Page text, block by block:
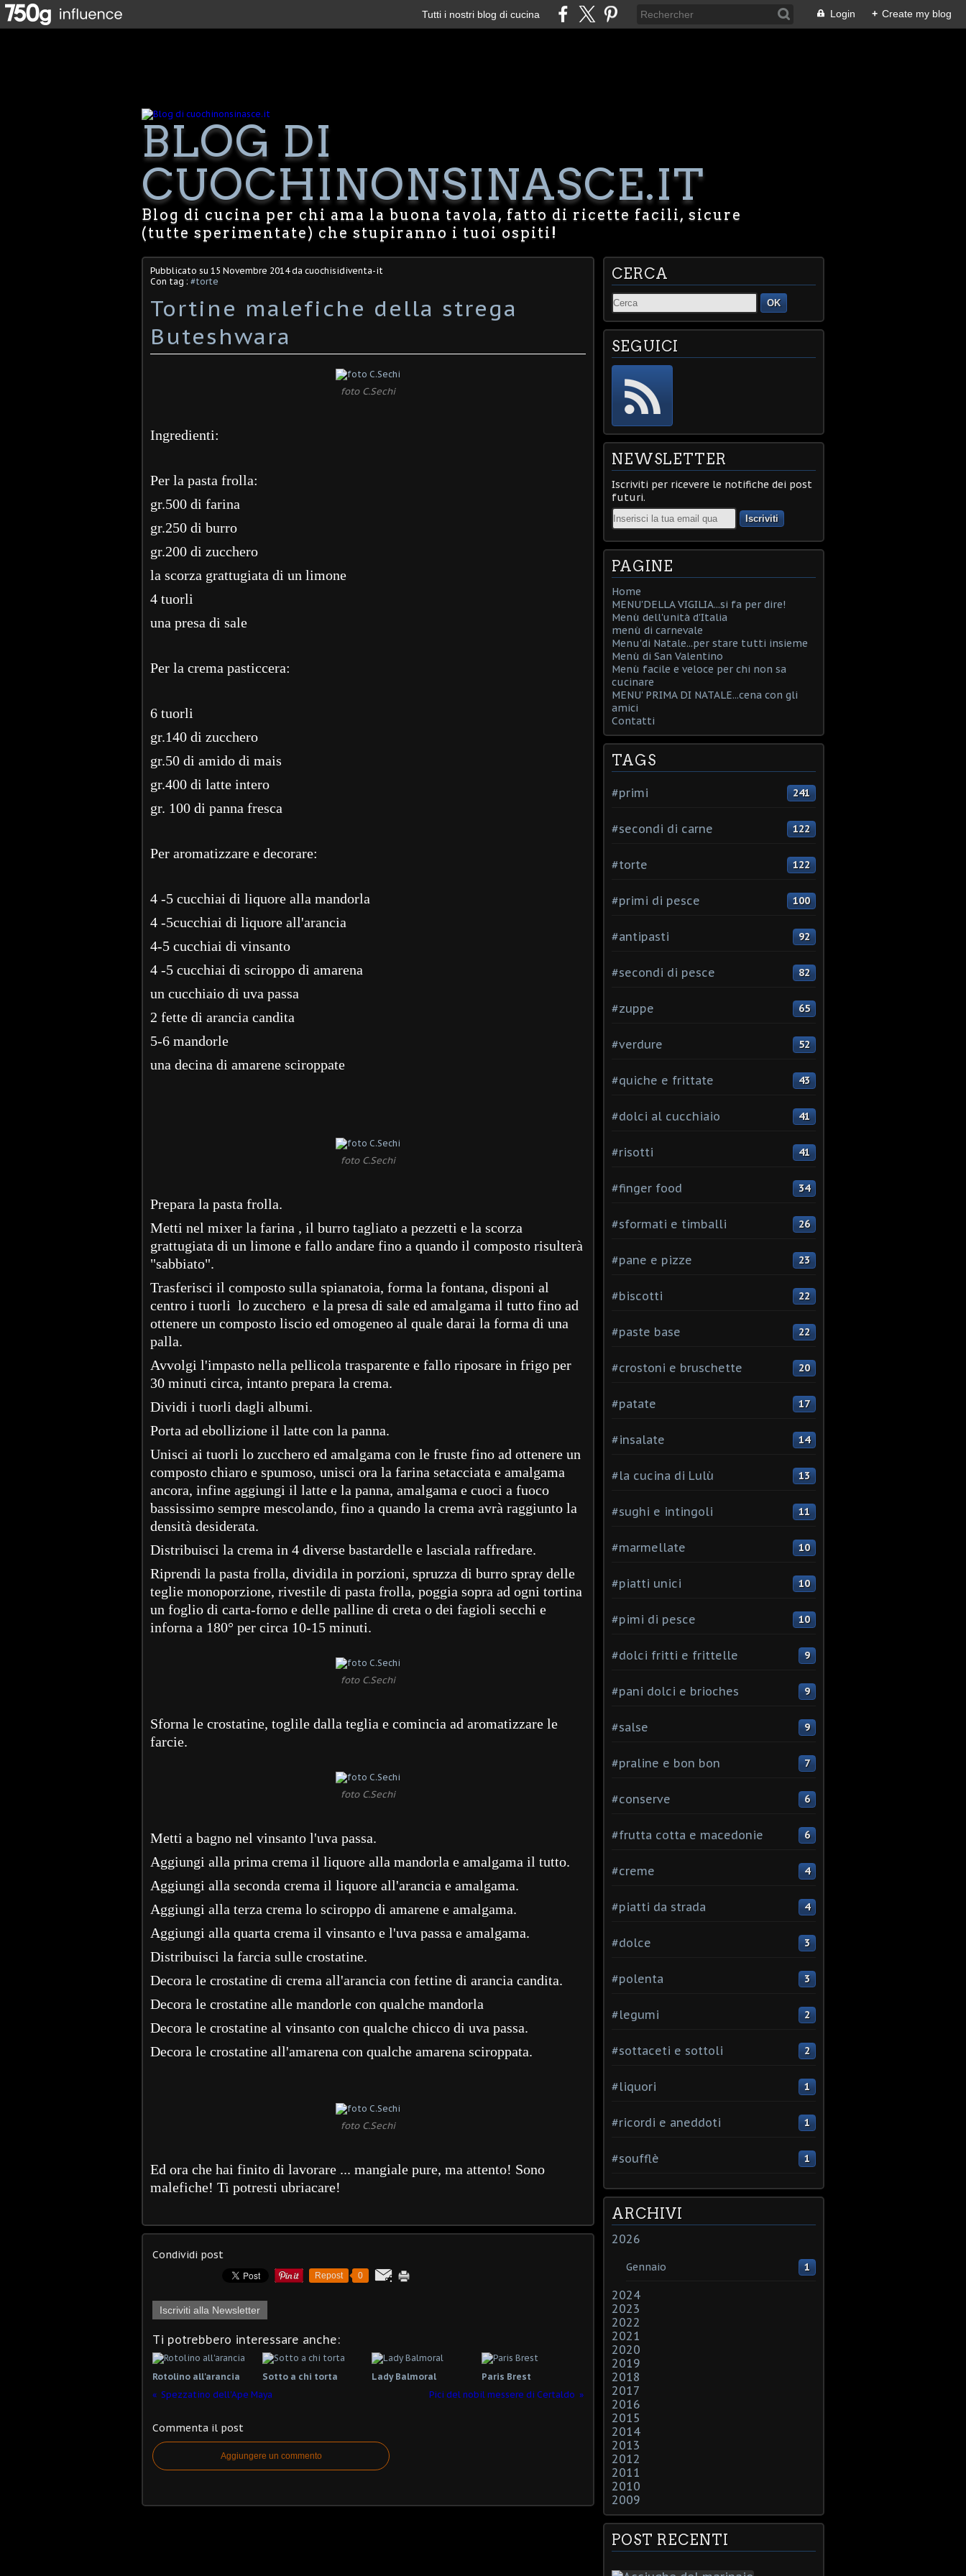
Tutti i nostri blog di cucina Login + Create my blog
BLOG DI
CUOCHINONSINASCE.IT
Blog di cucina per chi ama la buona tavola, fatto di ricette facili, sicure
(tutte sperimentate) che stupiranno i tuoi ospiti!
Pubblicato su 15 Novembre 2014da cuochisidiventa-it
Con tag : #torte
Tortine malefiche della strega
Buteshwara
foto C.Sechi
Ingredienti:
Per la pasta frolla:
gr.500 di farina
gr.250 di burro
gr.200 di zucchero
la scorza grattugiata di un limone
4 tuorli
una presa di sale
Per la crema pasticcera:
6 tuorli
gr.140 di zucchero
gr.50 di amido di mais
gr.400 di latte intero
gr. 100 di panna fresca
Per aromatizzare e decorare:
4 -5 cucchiai di liquore alla mandorla
4 -5cucchiai di liquore all'arancia
4-5 cucchiai di vinsanto
4 -5 cucchiai di sciroppo di amarena
un cucchiaio di uva passa
2 fette di arancia candita
5-6 mandorle
una decina di amarene sciroppate
foto C.Sechi
Prepara la pasta frolla.
Metti nel mixer la farina , il burro tagliato a pezzetti e la scorza
grattugiata di un limone e fallo andare fino a quando il composto risulterà
"sabbiato".
Trasferisci il composto sulla spianatoia, forma la fontana, disponi al
centro i tuorli lo zucchero e la presa di sale ed amalgama il tutto fino ad
ottenere un composto liscio ed omogeneo al quale darai la forma di una
palla.
Avvolgi l'impasto nella pellicola trasparente e fallo riposare in frigo per
30 minuti circa, intanto prepara la crema.
Dividi i tuorli dagli albumi.
Porta ad ebollizione il latte con la panna.
Unisci ai tuorli lo zucchero ed amalgama con le fruste fino ad ottenere un
composto chiaro e spumoso, unisci ora la farina setacciata e amalgama
ancora, infine aggiungi il latte e la panna, amalgama e cuoci a fuoco
bassissimo sempre mescolando, fino a quando la crema avrà raggiunto la
densità desiderata.
Distribuisci la crema in 4 diverse bastardelle e lasciala raffredare.
Riprendi la pasta frolla, dividila in porzioni, spruzza di burro spray delle
teglie monoporzione, rivestile di pasta frolla, poggia sopra ad ogni tortina
un foglio di carta-forno e delle palline di creta o dei fagioli secchi e
inforna a 180° per circa 10-15 minuti.
foto C.Sechi
Sforna le crostatine, toglile dalla teglia e comincia ad aromatizzare le
farcie.
foto C.Sechi
Metti a bagno nel vinsanto l'uva passa.
Aggiungi alla prima crema il liquore alla mandorla e amalgama il tutto.
Aggiungi alla seconda crema il liquore all'arancia e amalgama.
Aggiungi alla terza crema lo sciroppo di amarene e amalgama.
Aggiungi alla quarta crema il vinsanto e l'uva passa e amalgama.
Distribuisci la farcia sulle crostatine.
Decora le crostatine di crema all'arancia con fettine di arancia candita.
Decora le crostatine alle mandorle con qualche mandorla
Decora le crostatine al vinsanto con qualche chicco di uva passa.
Decora le crostatine all'amarena con qualche amarena sciroppata.
foto C.Sechi
Ed ora che hai finito di lavorare ... mangiale pure, ma attento! Sono
malefiche! Ti potresti ubriacare!
Condividi post
Repost 0
Iscriviti alla Newsletter
Ti potrebbero interessare anche:
Rotolino all'arancia Sotto a chi torta Lady Balmoral
Paris Brest
Spezzatino dell'Ape Maya
Pici del nobil messere di Certaldo
Commenta il post
Aggiungere un commento
CERCA
OK
SEGUICI
NEWSLETTER
Iscriviti per ricevere le notifiche dei post
futuri.
Email
PAGINE
Home
MENU'DELLA VIGILIA...si fa per dire!
Menù dell'unità d'Italia
menù di carnevale
Menu'di Natale...per stare tutti insieme
Menù di San Valentino
Menù facile e veloce per chi non sa
cucinare
MENU' PRIMA DI NATALE...cena con gli
amici
Contatti
TAGS
#primi 241
#secondi di carne 122
#torte 122
#primi di pesce 100
#antipasti 92
#secondi di pesce 82
#zuppe 65
#verdure 52
#quiche e frittate 43
#dolci al cucchiaio 41
#risotti 41
#finger food 34
#sformati e timballi 26
#pane e pizze 23
#biscotti 22
#paste base 22
#crostoni e bruschette 20
#patate 17
#insalate 14
#la cucina di Lulù 13
#sughi e intingoli 11
#marmellate 10
#piatti unici 10
#pimi di pesce 10
#dolci fritti e frittelle 9
#pani dolci e brioches 9
#salse 9
#praline e bon bon 7
#conserve 6
#frutta cotta e macedonie 6
#creme 4
#piatti da strada 4
#dolce 3
#polenta 3
#legumi 2
#sottaceti e sottoli 2
#liquori 1
#ricordi e aneddoti 1
#soufflè 1
ARCHIVI
2026
Gennaio 1
2024
2023
2022
2021
2020
2019
2018
2017
2016
2015
2014
2013
2012
2011
2010
2009
POST RECENTI